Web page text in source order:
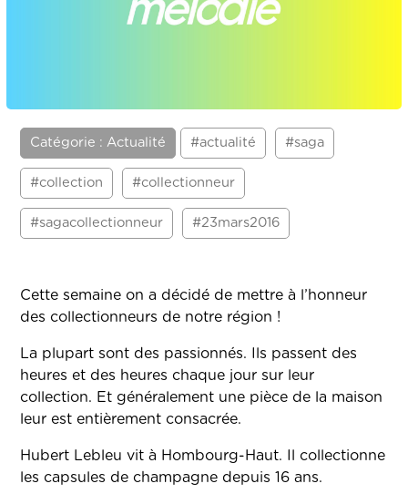
Catégorie : Actualité #actualité #saga
#collection #collectionneur
#sagacollectionneur #23mars2016
Cette semaine on a décidé de mettre à l’honneur
des collectionneurs de notre région !
La plupart sont des passionnés. Ils passent des
heures et des heures chaque jour sur leur
collection. Et généralement une pièce de la maison
leur est entièrement consacrée.
Hubert Lebleu vit à Hombourg-Haut. Il collectionne
les capsules de champagne depuis 16 ans.